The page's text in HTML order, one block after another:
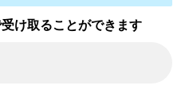
け取ることができます